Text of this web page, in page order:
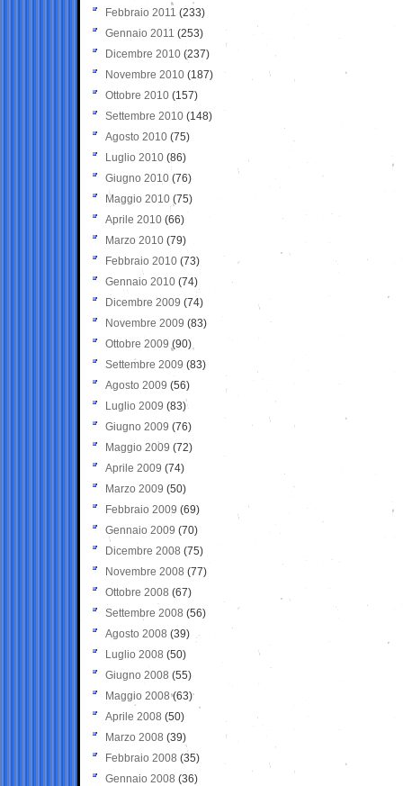
Febbraio 2011 (233)
Gennaio 2011 (253)
Dicembre 2010 (237)
Novembre 2010 (187)
Ottobre 2010 (157)
Settembre 2010 (148)
Agosto 2010 (75)
Luglio 2010 (86)
Giugno 2010 (76)
Maggio 2010 (75)
Aprile 2010 (66)
Marzo 2010 (79)
Febbraio 2010 (73)
Gennaio 2010 (74)
Dicembre 2009 (74)
Novembre 2009 (83)
Ottobre 2009 (90)
Settembre 2009 (83)
Agosto 2009 (56)
Luglio 2009 (83)
Giugno 2009 (76)
Maggio 2009 (72)
Aprile 2009 (74)
Marzo 2009 (50)
Febbraio 2009 (69)
Gennaio 2009 (70)
Dicembre 2008 (75)
Novembre 2008 (77)
Ottobre 2008 (67)
Settembre 2008 (56)
Agosto 2008 (39)
Luglio 2008 (50)
Giugno 2008 (55)
Maggio 2008(63)
Aprile 2008 (50)
Marzo 2008 (39)
Febbraio 2008 (35)
Gennaio 2008 (36)